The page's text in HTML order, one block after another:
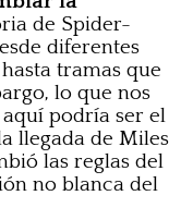
de Spider-
diferentes
tramas que
lo que nos
podría ser el
llegada de Miles
las reglas del
no blanca del